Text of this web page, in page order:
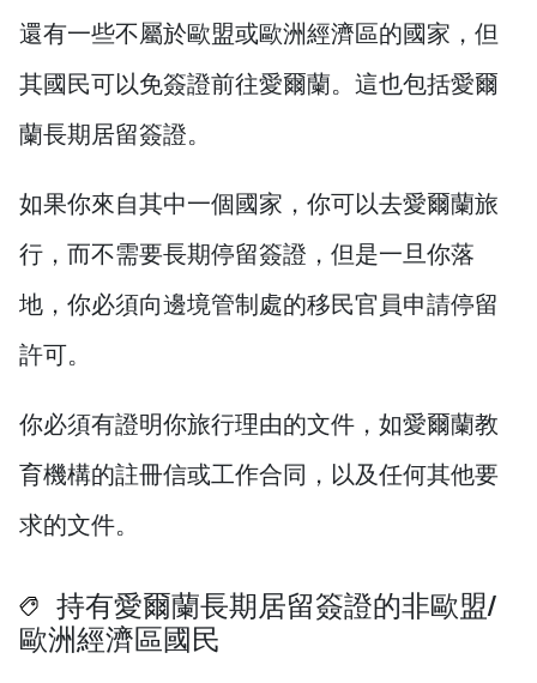
還有一些不屬於歐盟或歐洲經濟區的國家，但
其國民可以免簽證前往愛爾蘭。這也包括愛爾
蘭長期居留簽證。
如果你來自其中一個國家，你可以去愛爾蘭旅
行，而不需要長期停留簽證，但是一旦你落
地，你必須向邊境管制處的移民官員申請停留
許可。
你必須有證明你旅行理由的文件，如愛爾蘭教
育機構的註冊信或工作合同，以及任何其他要
求的文件。
持有愛爾蘭長期居留簽證的非歐盟/
歐洲經濟區國民